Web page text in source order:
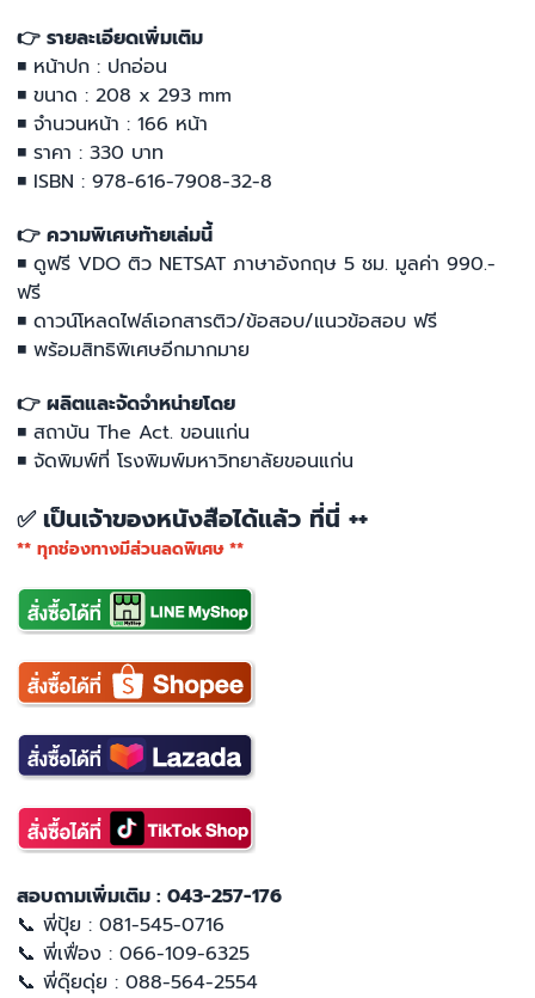
👉 รายละเอียดเพิ่มเติม
◾ หน้าปก : ปกอ่อน
◾ ขนาด : 208 x 293 mm
◾ จำนวนหน้า : 166 หน้า
◾ ราคา : 330 บาท
◾ ISBN : 978-616-7908-32-8
👉 ความพิเศษท้ายเล่มนี้
◾ ดูฟรี VDO ติว NETSAT ภาษาอังกฤษ 5 ชม. มูลค่า 990.-
ฟรี
◾ ดาวน์โหลดไฟล์เอกสารติว/ข้อสอบ/แนวข้อสอบ ฟรี
◾ พร้อมสิทธิพิเศษอีกมากมาย
👉 ผลิตและจัดจำหน่ายโดย
◾ สถาบัน The Act. ขอนแก่น
◾ จัดพิมพ์ที่ โรงพิมพ์มหาวิทยาลัยขอนแก่น
✅ เป็นเจ้าของหนังสือได้แล้ว ที่นี่ ++
** ทุกช่องทางมีส่วนลดพิเศษ **
สอบถามเพิ่มเติม : 043-257-176
📞 พี่ปุ้ย : 081-545-0716
📞 พี่เฟื่อง : 066-109-6325
📞 พี่ดุ๊ยดุ่ย : 088-564-2554